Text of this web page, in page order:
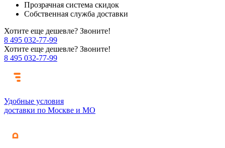
Прозрачная система скидок
Собственная служба доставки
Хотите еще дешевле? Звоните!
8 495 032-77-99
Хотите еще дешевле? Звоните!
8 495 032-77-99
Удобные условия
доставки по Москве и МО